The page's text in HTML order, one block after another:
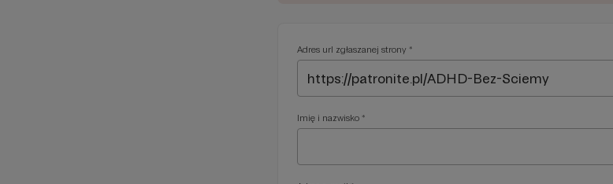
Adres url zgłaszanej strony *
Imię i nazwisko *